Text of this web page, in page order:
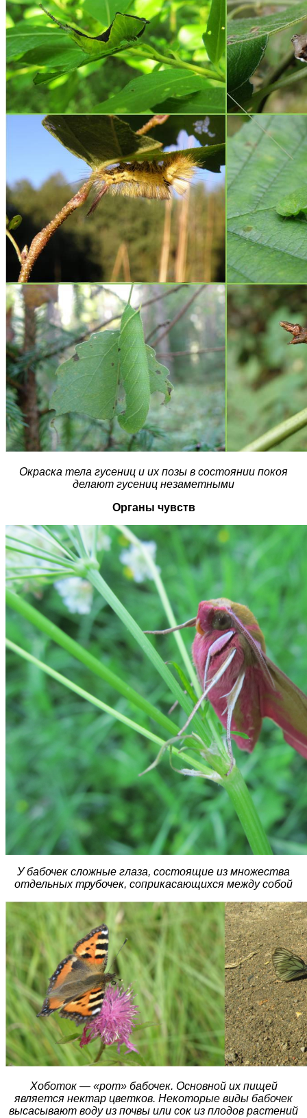
Окраска тела гусениц и их позы в состоянии покоя
делают гусениц незаметными
Органы чувств
У бабочек сложные глаза, состоящие из множества
отдельных трубочек, соприкасающихся между собой
Хоботок — «рот» бабочек. Основной их пищей
является нектар цветков. Некоторые виды бабочек
высасывают воду из почвы или сок из плодов растений